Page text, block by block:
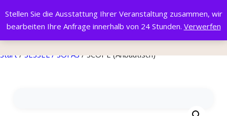
Stellen Sie die Ausstattung Ihrer Veranstaltung zusammen, wir
bearbeiten Ihre Anfrage innerhalb von 24 Stunden. Verwerfen
Start/SESSEL / SOFAS/ SCOPE (Anbautisch)